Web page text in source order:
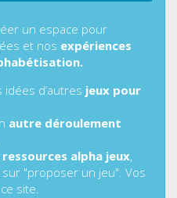
un espace pour
et nos expériences
idées d’autres jeux pour
autre déroulement
ressources alpha jeux,
"proposer un jeu". Vos
site.